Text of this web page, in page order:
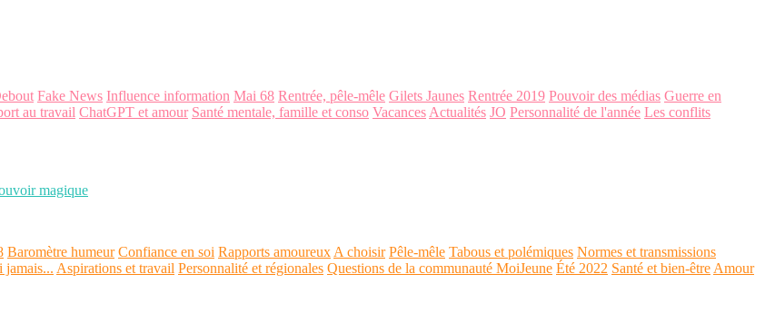
Fake News Influence information Mai 68 Rentrée, pêle-mêle Gilets Jaunes Rentrée 2019 Pouvoir des médias Guerre en
au travail ChatGPT et amour Santé mentale, famille et conso Vacances Actualités JO Personnalité de l'année Les conflits
magique
Baromètre humeur Confiance en soi Rapports amoureux A choisir Pêle-mêle Tabous et polémiques Normes et transmissions
jamais... Aspirations et travail Personnalité et régionales Questions de la communauté MoiJeune Été 2022 Santé et bien-être Amour